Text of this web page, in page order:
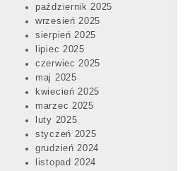
październik 2025
wrzesień 2025
sierpień 2025
lipiec 2025
czerwiec 2025
maj 2025
kwiecień 2025
marzec 2025
luty 2025
styczeń 2025
grudzień 2024
listopad 2024